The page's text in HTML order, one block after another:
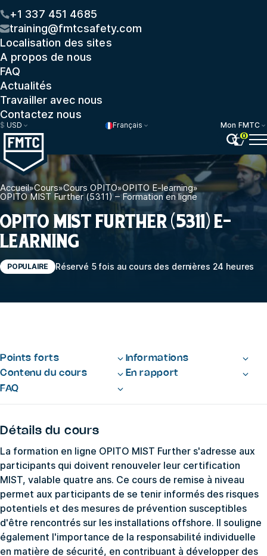
+1 337 451 4685
training@fmtcsafety.com
Localisation des sites
A propos de nous
FAQ
Actualités
Travailler avec nous
Contactez nous
$ USD Français
Mon FMTC
0
Accueil»Cours»Cours OPITO»OPITO E-learning»
OPITO MIST Further (5311) – Formation en ligne
OPITO MIST FURTHER (5311) E-
LEARNING
POPULAIRE Réservé 5 fois au cours des dernières 24 heures
Points forts
Informations
Contenu du cours
En rapport
FAQ
Détails du cours
La formation en ligne OPITO MIST Further s'adresse aux
participants qui doivent renouveler leur certification
MIST, valable quatre ans. Ce cours de remise à niveau
permet aux participants de se tenir informés des risques
potentiels et des mesures de prévention susceptibles
d'être rencontrés sur les installations offshore. Il souligne
également l'importance de la responsabilité individuelle
en matière de sécurité, en contribuant à développer des